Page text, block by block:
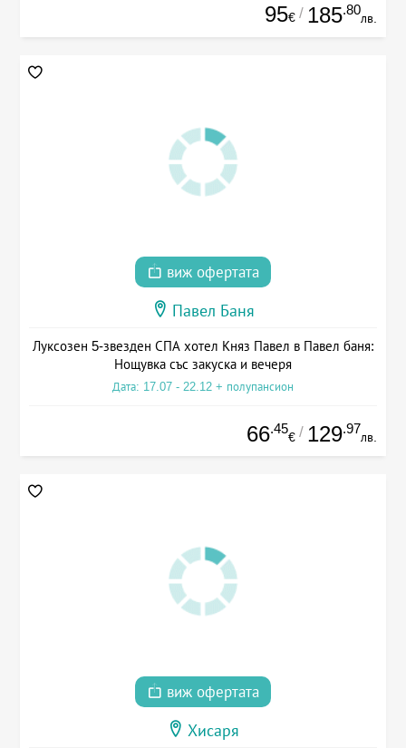
95€ / 185.80
лв.
виж офертата
Павел Баня
Луксозен 5-звезден СПА хотел Княз Павел в Павел баня:
Нощувка със закуска и вечеря
Дата: 17.07 - 22.12 + полупансион
66.45
€ / 129.97
лв.
виж офертата
Хисаря